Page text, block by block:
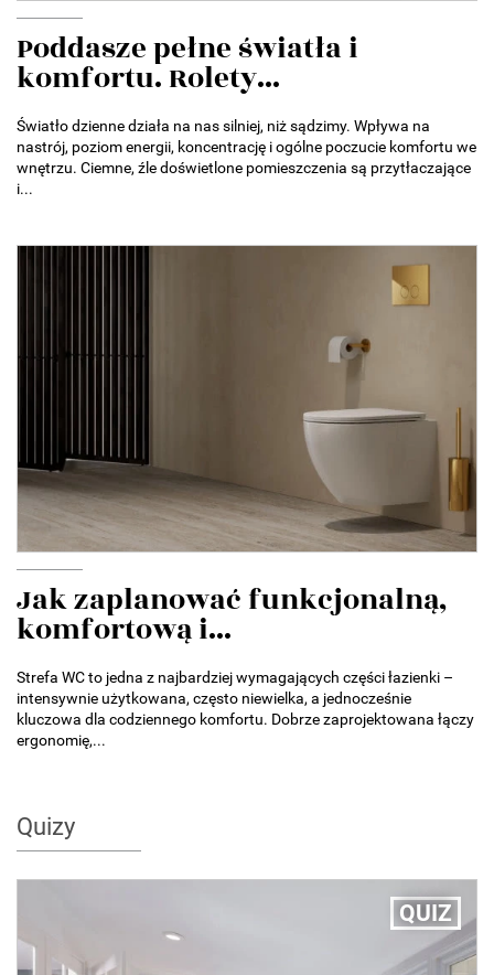
Poddasze pełne światła i
komfortu. Rolety...
Światło dzienne działa na nas silniej, niż sądzimy. Wpływa na
nastrój, poziom energii, koncentrację i ogólne poczucie komfortu we
wnętrzu. Ciemne, źle doświetlone pomieszczenia są przytłaczające
i...
Jak zaplanować funkcjonalną,
komfortową i...
Strefa WC to jedna z najbardziej wymagających części łazienki –
intensywnie użytkowana, często niewielka, a jednocześnie
kluczowa dla codziennego komfortu. Dobrze zaprojektowana łączy
ergonomię,...
Quizy
QUIZ